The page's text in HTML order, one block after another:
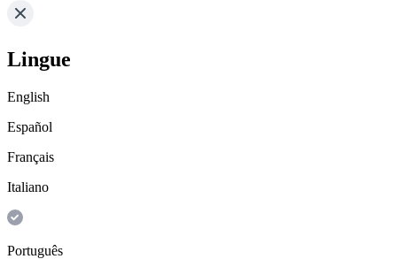
Lingue
English
Español
Français
Italiano
Português